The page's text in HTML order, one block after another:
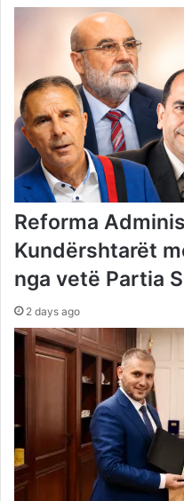
Reforma
Kundërshtarët
nga vetë Partia
2 days ago